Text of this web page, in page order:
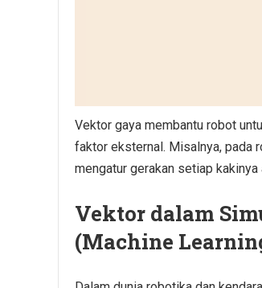
Vektor gaya membantu robot
faktor eksternal. Misalnya, pada
mengatur gerakan setiap
Vektor dalam
(Machine